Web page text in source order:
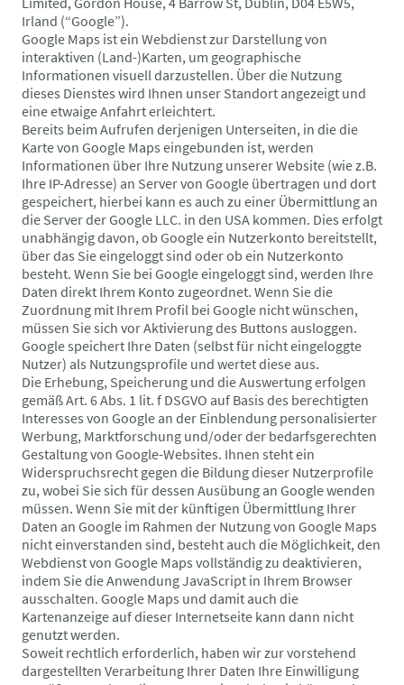
Irland (“Google”).
Google Maps ist ein Webdienst zur Darstellung von
interaktiven (Land-)Karten, um geographische
Informationen visuell darzustellen. Über die Nutzung
dieses Dienstes wird Ihnen unser Standort angezeigt und
eine etwaige Anfahrt erleichtert.
Bereits beim Aufrufen derjenigen Unterseiten, in die die
Karte von Google Maps eingebunden ist, werden
Informationen über Ihre Nutzung unserer Website (wie z.B.
Ihre IP-Adresse) an Server von Google übertragen und dort
gespeichert, hierbei kann es auch zu einer Übermittlung an
die Server der Google LLC. in den USA kommen. Dies erfolgt
unabhängig davon, ob Google ein Nutzerkonto bereitstellt,
über das Sie eingeloggt sind oder ob ein Nutzerkonto
besteht. Wenn Sie bei Google eingeloggt sind, werden Ihre
Daten direkt Ihrem Konto zugeordnet. Wenn Sie die
Zuordnung mit Ihrem Profil bei Google nicht wünschen,
müssen Sie sich vor Aktivierung des Buttons ausloggen.
Google speichert Ihre Daten (selbst für nicht eingeloggte
Nutzer) als Nutzungsprofile und wertet diese aus.
Die Erhebung, Speicherung und die Auswertung erfolgen
gemäß Art. 6 Abs. 1 lit. f DSGVO auf Basis des berechtigten
Interesses von Google an der Einblendung personalisierter
Werbung, Marktforschung und/oder der bedarfsgerechten
Gestaltung von Google-Websites. Ihnen steht ein
Widerspruchsrecht gegen die Bildung dieser Nutzerprofile
zu, wobei Sie sich für dessen Ausübung an Google wenden
müssen. Wenn Sie mit der künftigen Übermittlung Ihrer
Daten an Google im Rahmen der Nutzung von Google Maps
nicht einverstanden sind, besteht auch die Möglichkeit, den
Webdienst von Google Maps vollständig zu deaktivieren,
indem Sie die Anwendung JavaScript in Ihrem Browser
ausschalten. Google Maps und damit auch die
Kartenanzeige auf dieser Internetseite kann dann nicht
genutzt werden.
Soweit rechtlich erforderlich, haben wir zur vorstehend
dargestellten Verarbeitung Ihrer Daten Ihre Einwilligung